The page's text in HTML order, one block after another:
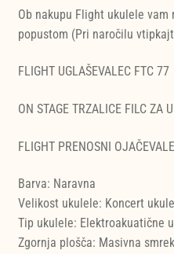
Ob nakupu Flight ukulele vam
popustom (Pri naročilu
FLIGHT UGLAŠEVALEC FTC 77
ON STAGE TRZALICE FILC ZA
FLIGHT PRENOSNI
Barva: Naravna
Velikost ukulele: Koncert
Tip ukulele: Elektroakuatične
Zgornja plošča: Masivna